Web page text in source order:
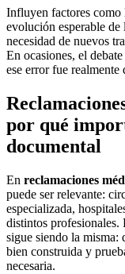
Influyen factores como
evolución esperable
necesidad de nuevos
En ocasiones, el
ese error fue
por qué
documental
En reclamaciones
puede ser relevante:
especializada,
distintos profesionales.
sigue siendo la
bien construida y
necesaria.